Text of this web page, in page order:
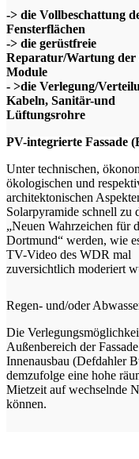
-> die Vollbeschattung
Fensterflächen
-> die gerüstfreie
Reparatur/Wartung der
Module
- >die Verlegung/
Kabeln, Sanitär-und
Lüftungsrohre
PV-integrierte Fassade
Unter technischen,
ökologischen und
architektonischen
Solarpyramide schnell zu
„Neuen Wahrzeichen für
Dortmund“ werden, wie
TV-Video des WDR mal
zuversichtlich moderiert
Regen- und/oder
Die
Außenbereich der
Innenausbau (Defdahler
demzufolge eine hohe
Mietzeit auf wechselnde
können.